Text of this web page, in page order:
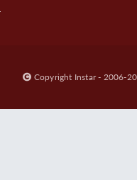
Copyright Instar - 2006-